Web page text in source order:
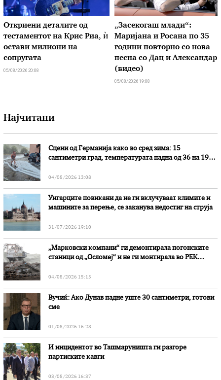
Откриени деталите од
тестаментот на Крис Риа, ѝ
остави милиони на
сопругата
05/08/2026 20:08
„Засекогаш млади“:
Маријана и Росана по 35
години повторно со нова
песна со Дац и Александар
(видео)
05/08/2026 19:08
Најчитани
Сцени од Германија како во сред зима: 15
сантиметри град, температурата падна од 36 на 19
04/08/2026 13:08
Унгарците повикани да не ги вклучуваат климите и
машините за перење, се заканува недостиг на струја
31/07/2026 19:10
„Марковски компани“ ги демонтирала погонските
станици од „Осломеј“ и не ги монтирала во РЕК
04/08/2026 15:15
Вучиќ: Ако Дунав падне уште 30 сантиметри, готови
сме
01/08/2026 16:28
И инцидентот во Ташмаруништa ги разгоре
партиските кавги
03/08/2026 16:37